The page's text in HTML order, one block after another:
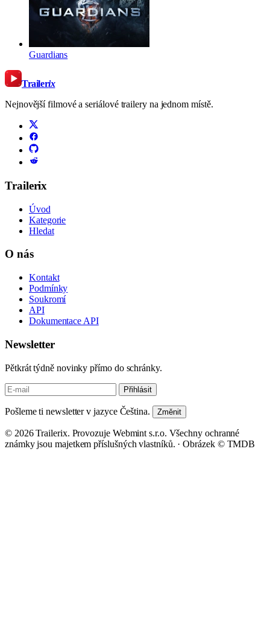
Guardians
Trailerix
Nejnovější filmové a seriálové trailery na jednom místě.
Trailerix
Úvod
Kategorie
Hledat
O nás
Kontakt
Podmínky
Soukromí
API
Dokumentace API
Newsletter
Pětkrát týdně novinky přímo do schránky.
Přihlásit
Pošleme ti newsletter v jazyce Čeština. Změnit
© 2026 Trailerix. Provozuje Webmint s.r.o. Všechny ochranné
známky jsou majetkem příslušných vlastníků. ·Obrázek © TMDB